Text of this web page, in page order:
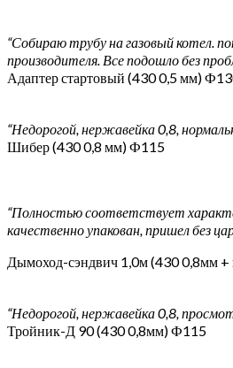
“Собираю трубу на газовый котел.
производителя. Все подошло без
Адаптер стартовый (430 0,5 мм)
“Недорогой, нержавейка 0,8,
Шибер (430 0,8 мм) Ф115
“Полностью соответствует
качественно упакован, пришел без
Дымоход-сэндвич 1,0м (430 0,8мм
“Недорогой, нержавейка 0,8,
Тройник-Д 90 (430 0,8мм) Ф115